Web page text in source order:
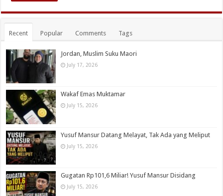
Recent Popular Comments Tags
Jordan, Muslim Suku Maori
July 17, 2026
Wakaf Emas Muktamar
July 15, 2026
Yusuf Mansur Datang Melayat, Tak Ada yang Meliput
July 15, 2026
Gugatan Rp101,6 Miliar! Yusuf Mansur Disidang
July 15, 2026